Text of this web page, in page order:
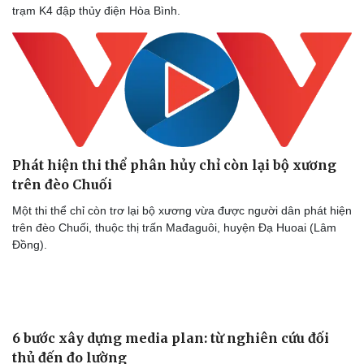
trạm K4 đập thủy điện Hòa Bình.
Phát hiện thi thể phân hủy chỉ còn lại bộ xương
trên đèo Chuối
Một thi thể chỉ còn trơ lại bộ xương vừa được người dân phát hiện
trên đèo Chuối, thuộc thị trấn Mađaguôi, huyện Đạ Huoai (Lâm
Đồng).